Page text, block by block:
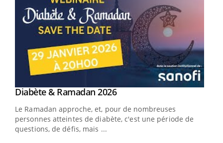
Youtube
Diabète & Ramadan 2026Youtube
Le Ramadan approche, et, pour de nombreuses
personnes atteintes de diabète, c'est une période de
questions, de défis, mais ...